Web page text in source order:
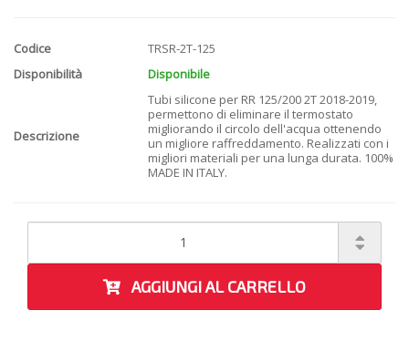
Codice
TRSR-2T-125
Disponibilità
Disponibile
Descrizione
Tubi silicone per RR 125/200 2T 2018-2019,
permettono di eliminare il termostato
migliorando il circolo dell'acqua ottenendo
un migliore raffreddamento. Realizzati con i
migliori materiali per una lunga durata. 100%
MADE IN ITALY.
AGGIUNGI AL CARRELLO